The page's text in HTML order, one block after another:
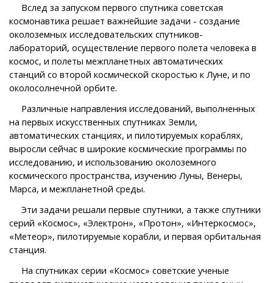
Вслед за запуском первого спутника советская
космонавтика решает важнейшие задачи - создание
околоземных исследовательских спутников-
лабораторий, осуществление первого полета человека в
космос, и полеты межпланетных автоматических
станций со второй космической скоростью к Луне, и по
околосолнечной орбите.
Различные направления исследований, выполненных
на первых искусственных спутниках Земли,
автоматических станциях, и пилотируемых кораблях,
выросли сейчас в широкие космические программы по
исследованию, и использованию околоземного
космического пространства, изучению Луны, Венеры,
Марса, и межпланетной среды.
Эти задачи решали первые спутники, а также спутники
серий «Космос», «Электрон», «Протон», «Интеркосмос»,
«Метеор», пилотируемые корабли, и первая орбитальная
станция.
На спутниках серии «Космос» советские ученые